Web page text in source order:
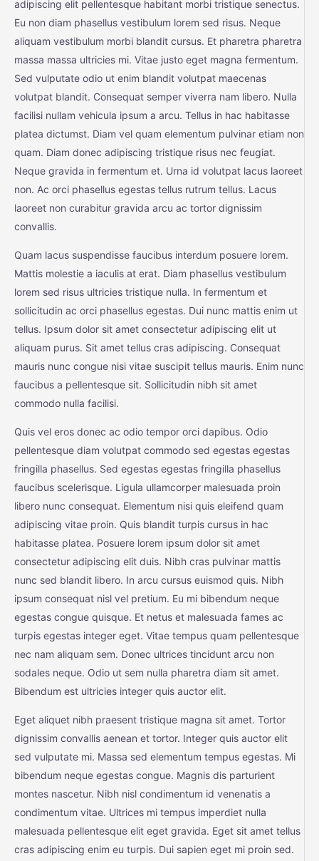
adipiscing elit pellentesque habitant morbi tristique senectus.
Eu non diam phasellus vestibulum lorem sed risus. Neque
aliquam vestibulum morbi blandit cursus. Et pharetra pharetra
massa massa ultricies mi. Vitae justo eget magna fermentum.
Sed vulputate odio ut enim blandit volutpat maecenas
volutpat blandit. Consequat semper viverra nam libero. Nulla
facilisi nullam vehicula ipsum a arcu. Tellus in hac habitasse
platea dictumst. Diam vel quam elementum pulvinar etiam non
quam. Diam donec adipiscing tristique risus nec feugiat.
Neque gravida in fermentum et. Urna id volutpat lacus laoreet
non. Ac orci phasellus egestas tellus rutrum tellus. Lacus
laoreet non curabitur gravida arcu ac tortor dignissim
convallis.
Quam lacus suspendisse faucibus interdum posuere lorem.
Mattis molestie a iaculis at erat. Diam phasellus vestibulum
lorem sed risus ultricies tristique nulla. In fermentum et
sollicitudin ac orci phasellus egestas. Dui nunc mattis enim ut
tellus. Ipsum dolor sit amet consectetur adipiscing elit ut
aliquam purus. Sit amet tellus cras adipiscing. Consequat
mauris nunc congue nisi vitae suscipit tellus mauris. Enim nunc
faucibus a pellentesque sit. Sollicitudin nibh sit amet
commodo nulla facilisi.
Quis vel eros donec ac odio tempor orci dapibus. Odio
pellentesque diam volutpat commodo sed egestas egestas
fringilla phasellus. Sed egestas egestas fringilla phasellus
faucibus scelerisque. Ligula ullamcorper malesuada proin
libero nunc consequat. Elementum nisi quis eleifend quam
adipiscing vitae proin. Quis blandit turpis cursus in hac
habitasse platea. Posuere lorem ipsum dolor sit amet
consectetur adipiscing elit duis. Nibh cras pulvinar mattis
nunc sed blandit libero. In arcu cursus euismod quis. Nibh
ipsum consequat nisl vel pretium. Eu mi bibendum neque
egestas congue quisque. Et netus et malesuada fames ac
turpis egestas integer eget. Vitae tempus quam pellentesque
nec nam aliquam sem. Donec ultrices tincidunt arcu non
sodales neque. Odio ut sem nulla pharetra diam sit amet.
Bibendum est ultricies integer quis auctor elit.
Eget aliquet nibh praesent tristique magna sit amet. Tortor
dignissim convallis aenean et tortor. Integer quis auctor elit
sed vulputate mi. Massa sed elementum tempus egestas. Mi
bibendum neque egestas congue. Magnis dis parturient
montes nascetur. Nibh nisl condimentum id venenatis a
condimentum vitae. Ultrices mi tempus imperdiet nulla
malesuada pellentesque elit eget gravida. Eget sit amet tellus
cras adipiscing enim eu turpis. Dui sapien eget mi proin sed.